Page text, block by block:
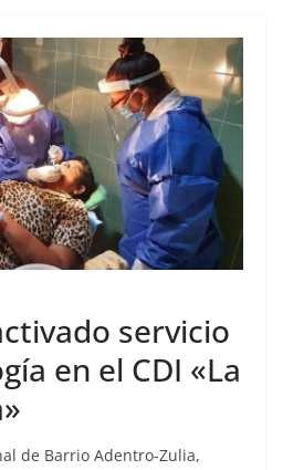
servicio
en el CDI «La
de Barrio Adentro-Zulia,